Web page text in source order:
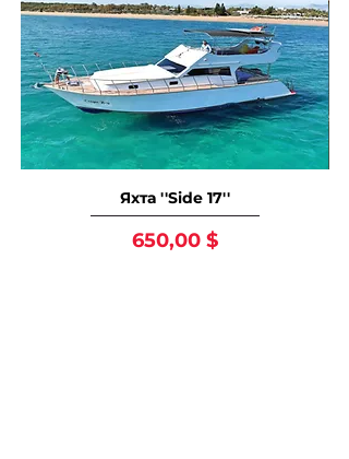
Яхта ''Side 17''
Цена
650,00 $